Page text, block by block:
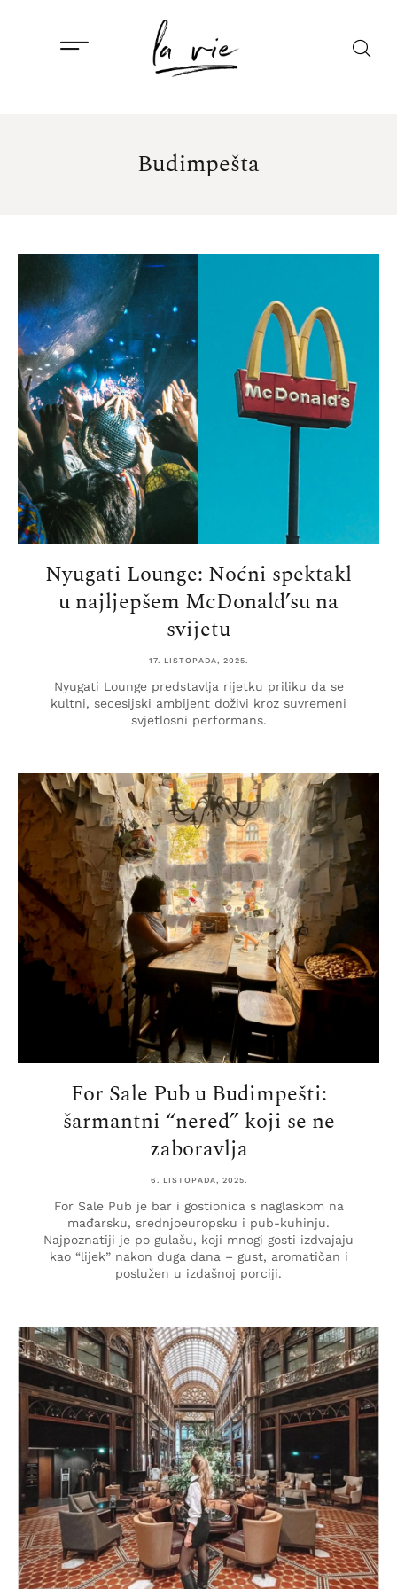
Budimpešta
Nyugati Lounge: Noćni spektakl
u najljepšem McDonald’su na
svijetu
17. LISTOPADA, 2025.
Nyugati Lounge predstavlja rijetku priliku da se
kultni, secesijski ambijent doživi kroz suvremeni
svjetlosni performans.
For Sale Pub u Budimpešti:
šarmantni “nered” koji se ne
zaboravlja
6. LISTOPADA, 2025.
For Sale Pub je bar i gostionica s naglaskom na
mađarsku, srednjoeuropsku i pub-kuhinju.
Najpoznatiji je po gulašu, koji mnogi gosti izdvajaju
kao “lijek” nakon duga dana – gust, aromatičan i
poslužen u izdašnoj porciji.